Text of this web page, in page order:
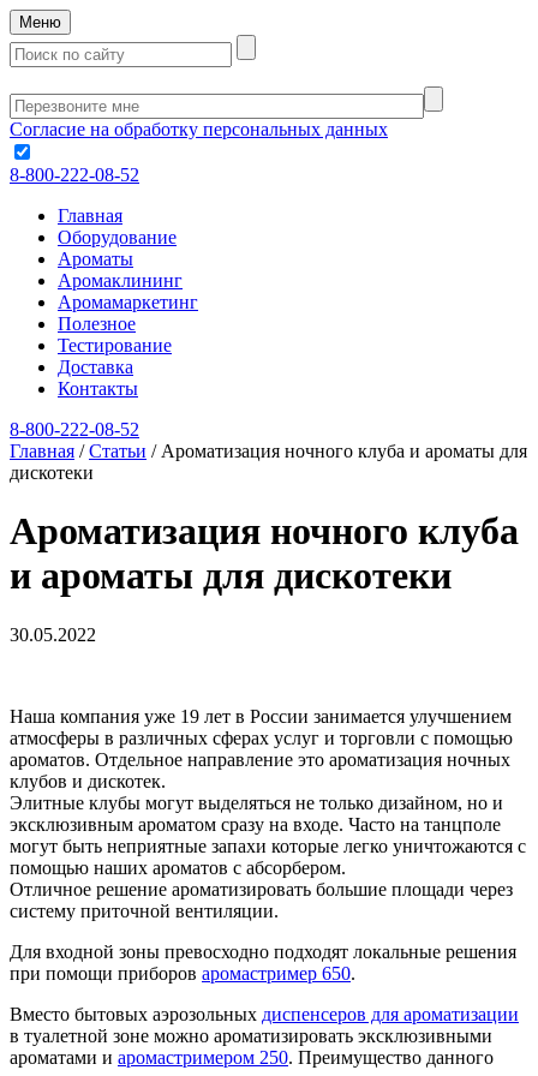
Меню
Согласие на обработку персональных данных
8-800-222-08-52
Главная
Оборудование
Ароматы
Аромаклининг
Аромамаркетинг
Полезное
Тестирование
Доставка
Контакты
8-800-222-08-52
Главная /Статьи / Ароматизация ночного клуба и ароматы для
дискотеки
Ароматизация ночного клуба
и ароматы для дискотеки
30.05.2022
Наша компания уже 19 лет в России занимается улучшением
атмосферы в различных сферах услуг и торговли с помощью
ароматов. Отдельное направление это ароматизация ночных
клубов и дискотек.
Элитные клубы могут выделяться не только дизайном, но и
эксклюзивным ароматом сразу на входе. Часто на танцполе
могут быть неприятные запахи которые легко уничтожаются с
помощью наших ароматов с абсорбером.
Отличное решение ароматизировать большие площади через
систему приточной вентиляции.
Для входной зоны превосходно подходят локальные решения
при помощи приборов аромастример 650.
Вместо бытовых аэрозольных диспенсеров для ароматизации
в туалетной зоне можно ароматизировать эксклюзивными
ароматами и аромастримером 250. Преимущество данного